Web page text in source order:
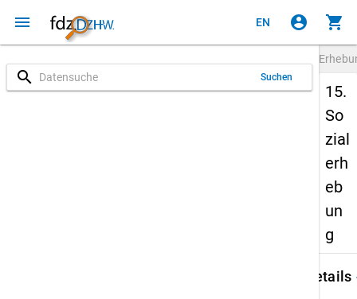
menu EN account_circle shopping_cart
search Suchen
15.
So
zial
erh
eb
un
g
Details